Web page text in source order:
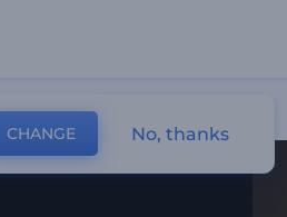
CHANGE No, thanks